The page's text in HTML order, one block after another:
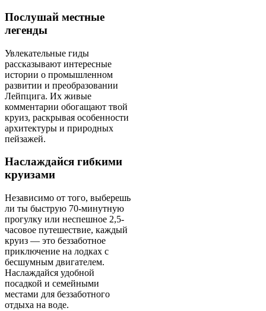
Послушай местные
легенды
Увлекательные гиды
рассказывают интересные
истории о промышленном
развитии и преобразовании
Лейпцига. Их живые
комментарии обогащают твой
круиз, раскрывая особенности
архитектуры и природных
пейзажей.
Наслаждайся гибкими
круизами
Независимо от того, выберешь
ли ты быструю 70-минутную
прогулку или неспешное 2,5-
часовое путешествие, каждый
круиз — это беззаботное
приключение на лодках с
бесшумным двигателем.
Наслаждайся удобной
посадкой и семейными
местами для беззаботного
отдыха на воде.